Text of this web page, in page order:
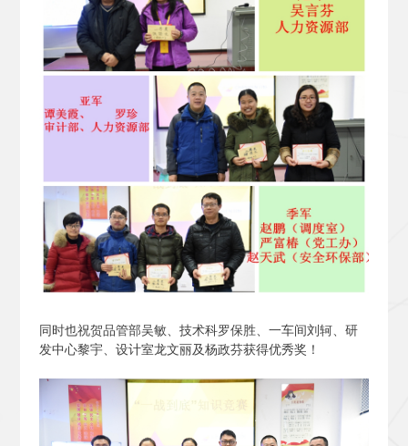
同时也祝贺品管部吴敏、技术科罗保胜、一车间刘轲、研
发中心黎宇、设计室龙文丽及杨政芬获得优秀奖！